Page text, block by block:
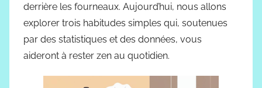
derrière les fourneaux. Aujourd’hui, nous allons
explorer trois habitudes simples qui, soutenues
par des statistiques et des données, vous
aideront à rester zen au quotidien.